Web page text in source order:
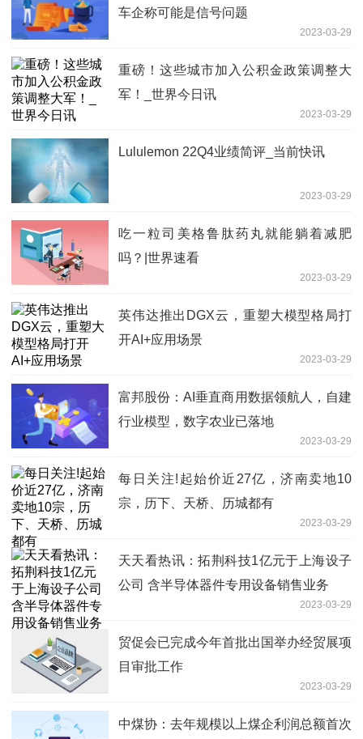
车企称可能是信号问题
2023-03-29
重磅！这些城市加入公积金政策调整大
军！_世界今日讯
2023-03-29
Lululemon 22Q4业绩简评_当前快讯
2023-03-29
吃一粒司美格鲁肽药丸就能躺着减肥
吗？|世界速看
2023-03-29
英伟达推出DGX云，重塑大模型格局打
开AI+应用场景
2023-03-29
富邦股份：AI垂直商用数据领航人，自建
行业模型，数字农业已落地
2023-03-29
每日关注!起始价近27亿，济南卖地10
宗，历下、天桥、历城都有
2023-03-29
天天看热讯：拓荆科技1亿元于上海设子
公司 含半导体器件专用设备销售业务
2023-03-29
贸促会已完成今年首批出国举办经贸展项
目审批工作
2023-03-29
中煤协：去年规模以上煤企利润总额首次